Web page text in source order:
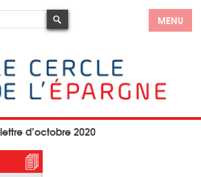
MENU
d’octobre 2020